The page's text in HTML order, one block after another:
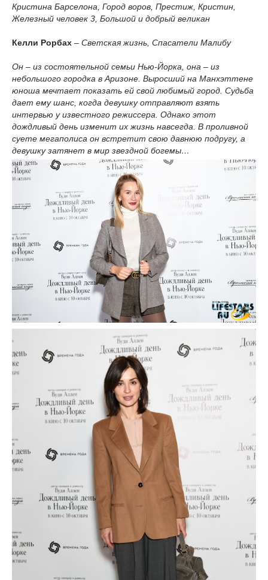
Кристина Барселона, Город воров, Престиж, Кристин,
Железный человек 3, Большой и добрый великан
Келли Рорбах – Светская жизнь, Спасатели Малибу
Он – из состоятельной семьи Нью-Йорка, она – из
небольшого городка в Аризоне. Выросший на Манхэттене
юноша мечтает показать ей свой любимый город. Судьба
дает ему шанс, когда девушку отправляют взять
интервью у известного режиссера. Однако этот
дождливый день изменит их жизнь навсегда. В проливной
суете мегаполиса он встретит свою давнюю подругу, а
девушку затянет в мир звездной богемы…